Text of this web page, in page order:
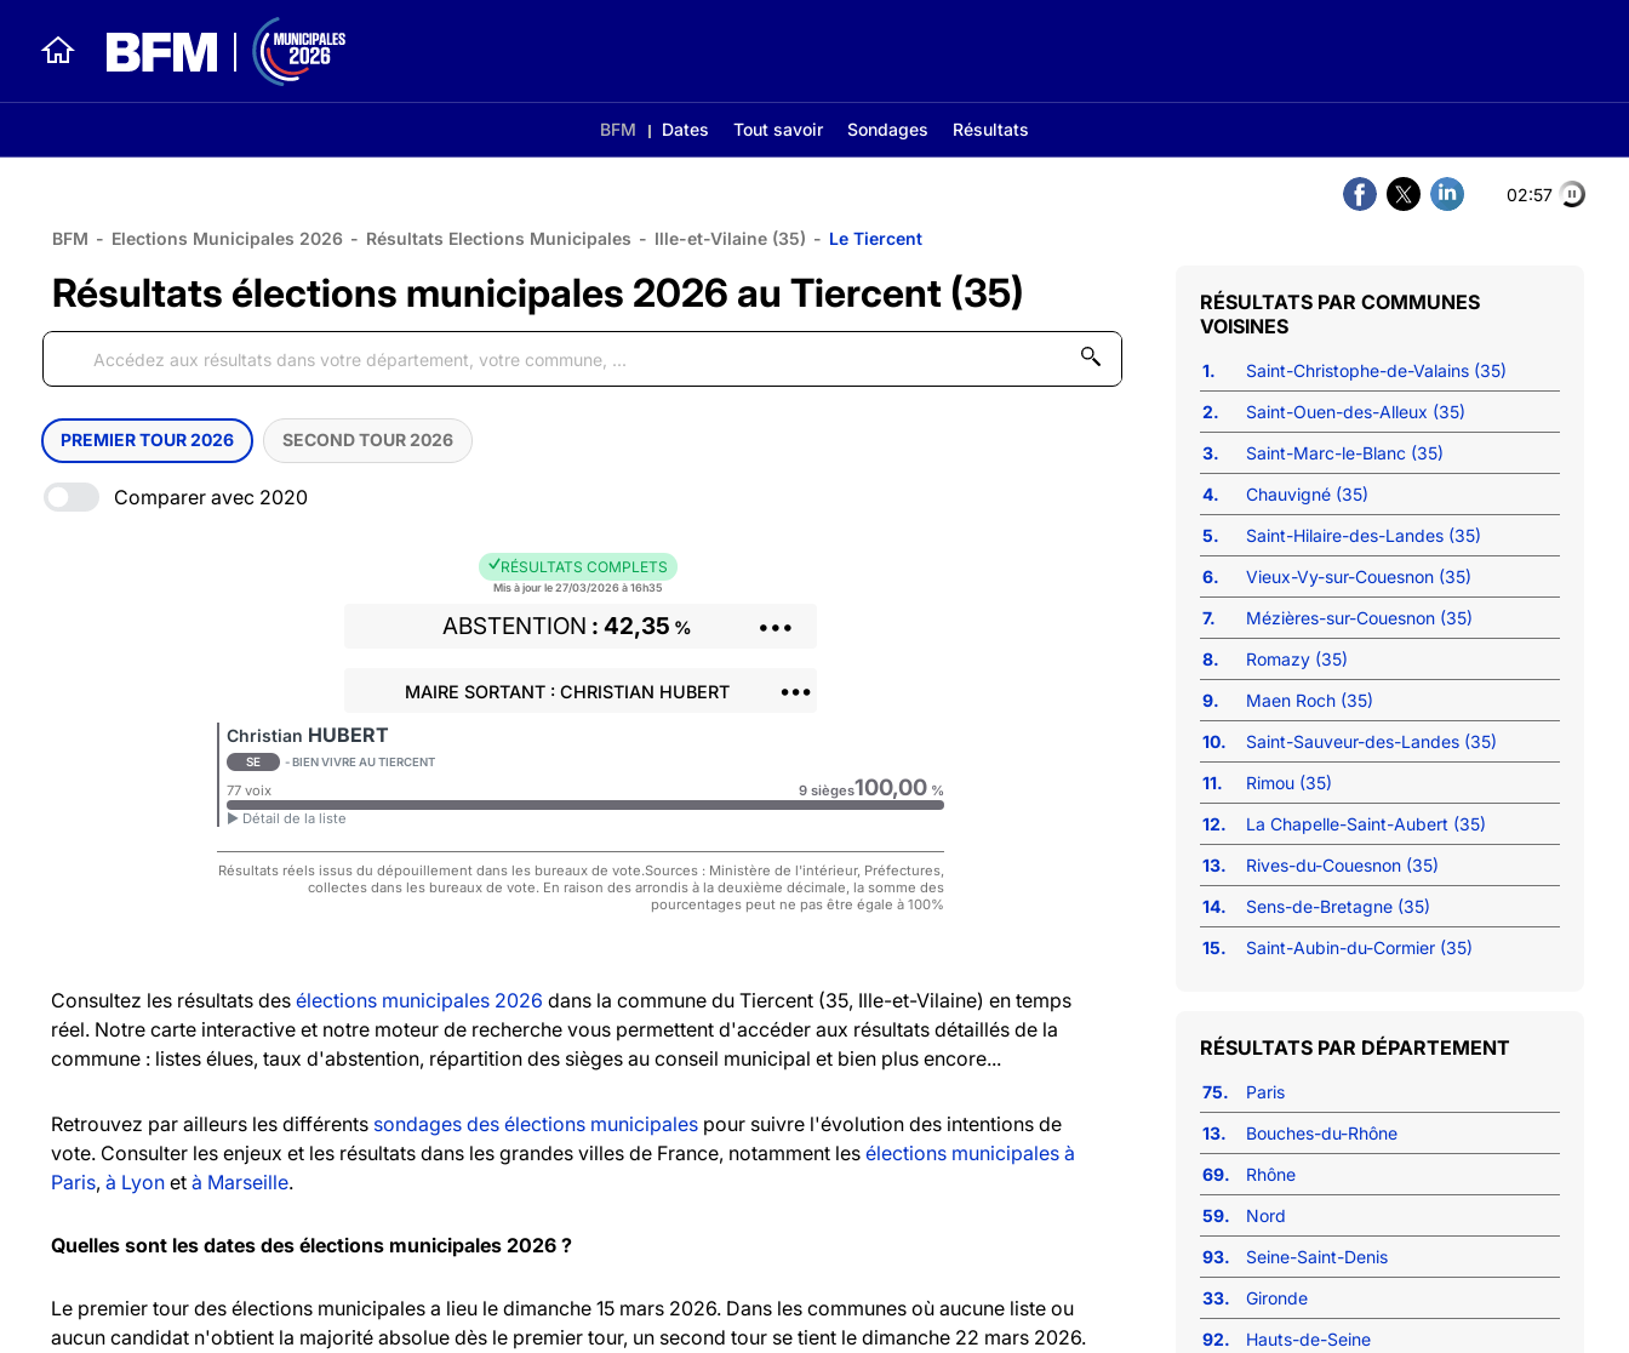
BFM Dates Tout savoir Sondages Résultats
02:56
BFM - Elections Municipales 2026 - Résultats Elections Municipales - Ille-et-Vilaine (35) - Le Tiercent
Résultats élections municipales 2026 au Tiercent (35)
PREMIER TOUR 2026 SECOND TOUR 2026
Comparer avec 2020
RÉSULTATS COMPLETS
Mis à jour le 27/03/2026 à 16h35
ABSTENTION 42,35 % •••
MAIRE SORTANT : CHRISTIAN HUBERT •••
Christian HUBERT
SE - BIEN VIVRE AU TIERCENT
77 voix 9 sièges100,00 %
► Détail de la liste
Résultats réels issus du dépouillement dans les bureaux de vote.Sources : Ministère de l'intérieur, Préfectures,
collectes dans les bureaux de vote. En raison des arrondis à la deuxième décimale, la somme des
pourcentages peut ne pas être égale à 100%
Consultez les résultats des élections municipales 2026 dans la commune du Tiercent (35, Ille-et-Vilaine) en temps
réel. Notre carte interactive et notre moteur de recherche vous permettent d'accéder aux résultats détaillés de la
commune : listes élues, taux d'abstention, répartition des sièges au conseil municipal et bien plus encore...
Retrouvez par ailleurs les différents sondages des élections municipales pour suivre l'évolution des intentions de
vote. Consulter les enjeux et les résultats dans les grandes villes de France, notamment les élections municipales à
Paris, à Lyon et à Marseille.
Quelles sont les dates des élections municipales 2026 ?
Le premier tour des élections municipales a lieu le dimanche 15 mars 2026. Dans les communes où aucune liste ou
aucun candidat n'obtient la majorité absolue dès le premier tour, un second tour se tient le dimanche 22 mars 2026.
COMMUNES
VOISINES
1.
Saint-Christophe-de-Valains (35)
2.
Saint-Ouen-des-Alleux (35)
3.
Saint-Marc-le-Blanc (35)
4.
Chauvigné (35)
5.
Saint-Hilaire-des-Landes (35)
6.
Vieux-Vy-sur-Couesnon (35)
7.
Mézières-sur-Couesnon (35)
8.
Romazy (35)
9.
Maen Roch (35)
10.
Saint-Sauveur-des-Landes (35)
11.
Rimou (35)
12.
La Chapelle-Saint-Aubert (35)
13.
Rives-du-Couesnon (35)
14.
Sens-de-Bretagne (35)
15.
Saint-Aubin-du-Cormier (35)
RÉSULTATS PAR DÉPARTEMENT
75.
Paris
13.
Bouches-du-Rhône
69.
Rhône
59.
Nord
93.
Seine-Saint-Denis
33.
Gironde
92.
Hauts-de-Seine